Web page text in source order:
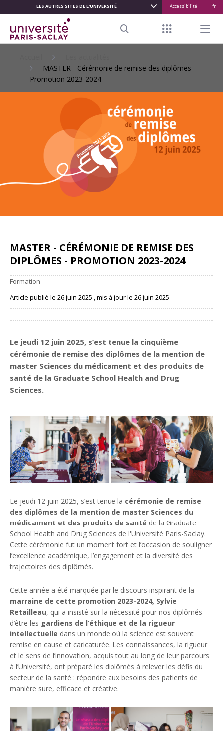
CONTENU
PRINCIPAL
LES AUTRES SITES DE L'UNIVERSITÉ Accessibilité fr
Menu Menu
MASTER - Cérémonie de remise des diplômes -
Promotion 2023-2024
MASTER - CÉRÉMONIE DE REMISE DES
DIPLÔMES - PROMOTION 2023-2024
Formation
Article publié le 26 juin 2025 , mis à jour le 26 juin 2025
Le jeudi 12 juin 2025, s’est tenue la cinquième
cérémonie de remise des diplômes de la mention de
master Sciences du médicament et des produits de
santé de la Graduate School Health and Drug
Sciences.
Le jeudi 12 juin 2025, s’est tenue la cérémonie de remise
des diplômes de la mention de master Sciences du
médicament et des produits de santé de la Graduate
School Health and Drug Sciences de l'Université Paris-Saclay.
Cette cérémonie fut un moment fort et l’occasion de souligner
l’excellence académique, l’engagement et la diversité des
trajectoires des diplômés.
Cette année a été marquée par le discours inspirant de la
marraine de cette promotion 2023-2024, Sylvie
Retailleau, qui a insisté sur la nécessité pour nos diplômés
d’être les gardiens de l’éthique et de la rigueur
intellectuelle dans un monde où la science est souvent
remise en cause et caricaturée. Les connaissances, la rigueur
et le sens de l’innovation, acquis tout au long de leur parcours
à l’Université, ont préparé les diplômés à relever les défis du
secteur de la santé : répondre aux besoins des patients de
manière sure, efficace et créative.